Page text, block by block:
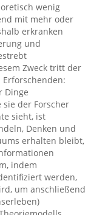
wenig
mit mehr oder
erkranken
und
Zweck tritt der
Dinge
der Forscher
sieht, ist
Denken und
erhalten bleibt,
indem
werden,
um anschließend